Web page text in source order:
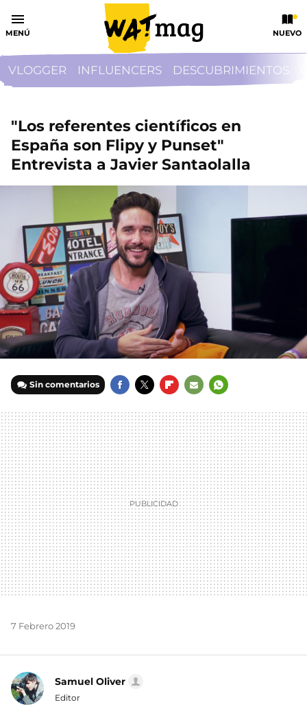
MENÚ NUEVO
VLOGGER INFLUENCERS DESCUBRIMIENTOS
"Los referentes científicos en
España son Flipy y Punset"
Entrevista a Javier Santaolalla
Sin comentarios
MAIL
7 Febrero 2019
Samuel Oliver
Editor